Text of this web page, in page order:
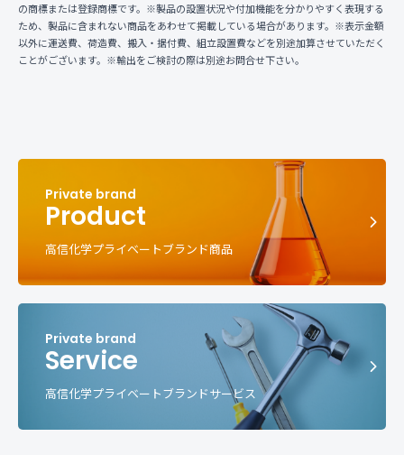
の商標または登録商標です。※製品の設置状況や付加機能を分かりやすく表現する
ため、製品に含まれない商品をあわせて掲載している場合があります。※表示金額
以外に運送費、荷造費、搬入・据付費、組立設置費などを別途加算させていただく
ことがございます。※輸出をご検討の際は別途お問合せ下さい。
Product
高信化学プライベートブランド商品
Service
高信化学プライベートブランドサービス